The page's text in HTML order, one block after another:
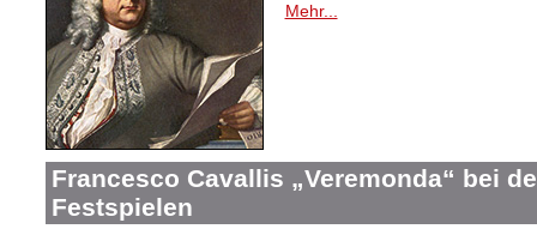
Mehr...
Francesco Cavallis „Veremonda“ bei
Festspielen